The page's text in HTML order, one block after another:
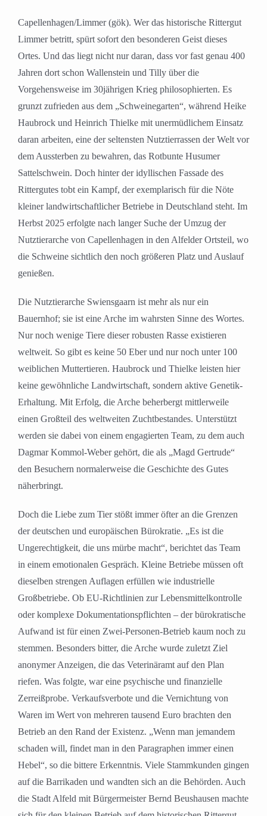
Capellenhagen/Limmer (gök). Wer das historische Rittergut
Limmer betritt, spürt sofort den besonderen Geist dieses
Ortes. Und das liegt nicht nur daran, dass vor fast genau 400
Jahren dort schon Wallenstein und Tilly über die
Vorgehensweise im 30jährigen Krieg philosophierten. Es
grunzt zufrieden aus dem „Schweinegarten“, während Heike
Haubrock und Heinrich Thielke mit unermüdlichem Einsatz
daran arbeiten, eine der seltensten Nutztierrassen der Welt vor
dem Aussterben zu bewahren, das Rotbunte Husumer
Sattelschwein. Doch hinter der idyllischen Fassade des
Rittergutes tobt ein Kampf, der exemplarisch für die Nöte
kleiner landwirtschaftlicher Betriebe in Deutschland steht. Im
Herbst 2025 erfolgte nach langer Suche der Umzug der
Nutztierarche von Capellenhagen in den Alfelder Ortsteil, wo
die Schweine sichtlich den noch größeren Platz und Auslauf
genießen.
Die Nutztierarche Swiensgaarn ist mehr als nur ein
Bauernhof; sie ist eine Arche im wahrsten Sinne des Wortes.
Nur noch wenige Tiere dieser robusten Rasse existieren
weltweit. So gibt es keine 50 Eber und nur noch unter 100
weiblichen Muttertieren. Haubrock und Thielke leisten hier
keine gewöhnliche Landwirtschaft, sondern aktive Genetik-
Erhaltung. Mit Erfolg, die Arche beherbergt mittlerweile
einen Großteil des weltweiten Zuchtbestandes. Unterstützt
werden sie dabei von einem engagierten Team, zu dem auch
Dagmar Kommol-Weber gehört, die als „Magd Gertrude“
den Besuchern normalerweise die Geschichte des Gutes
näherbringt.
Doch die Liebe zum Tier stößt immer öfter an die Grenzen
der deutschen und europäischen Bürokratie. „Es ist die
Ungerechtigkeit, die uns mürbe macht“, berichtet das Team
in einem emotionalen Gespräch. Kleine Betriebe müssen oft
dieselben strengen Auflagen erfüllen wie industrielle
Großbetriebe. Ob EU-Richtlinien zur Lebensmittelkontrolle
oder komplexe Dokumentationspflichten – der bürokratische
Aufwand ist für einen Zwei-Personen-Betrieb kaum noch zu
stemmen. Besonders bitter, die Arche wurde zuletzt Ziel
anonymer Anzeigen, die das Veterinäramt auf den Plan
riefen. Was folgte, war eine psychische und finanzielle
Zerreißprobe. Verkaufsverbote und die Vernichtung von
Waren im Wert von mehreren tausend Euro brachten den
Betrieb an den Rand der Existenz. „Wenn man jemandem
schaden will, findet man in den Paragraphen immer einen
Hebel“, so die bittere Erkenntnis. Viele Stammkunden gingen
auf die Barrikaden und wandten sich an die Behörden. Auch
die Stadt Alfeld mit Bürgermeister Bernd Beushausen machte